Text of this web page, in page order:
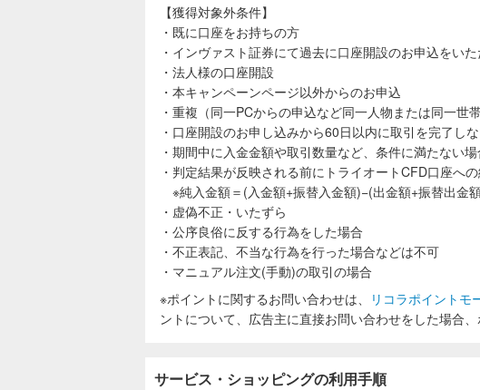
【獲得対象外条件】
・既に口座をお持ちの方
・インヴァスト証券にて過去に口座開設のお申込をい
・法人様の口座開設
・本キャンペーンページ以外からのお申込
・重複（同一PCからの申込など同一人物または同一世
・口座開設のお申し込みから60日以内に取引を完了し
・期間中に入金金額や取引数量など、条件に満たない場
・判定結果が反映される前にトライオートCFD口座へ
※純入金額＝(入金額+振替入金額)−(出金額+振替出金
・虚偽不正・いたずら
・公序良俗に反する行為をした場合
・不正表記、不当な行為を行った場合などは不可
・マニュアル注文(手動)の取引の場合
※ポイントに関するお問い合わせは、
リコラポイントモ
ントについて、広告主に直接お問い合わせをした場合
サービス・ショッピングの利用手順